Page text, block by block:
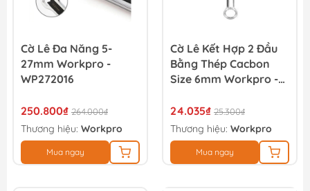
Cờ Lê Đa Năng 5-
27mm Workpro -
WP272016
250.800₫ 264.000₫
Thương hiệu: Workpro
Mua ngay
Cờ Lê Kết Hợp 2 Đầu
Bằng Thép Cacbon
Size 6mm Workpro -
24.035₫ 25.300₫
Thương hiệu: Workpro
Mua ngay